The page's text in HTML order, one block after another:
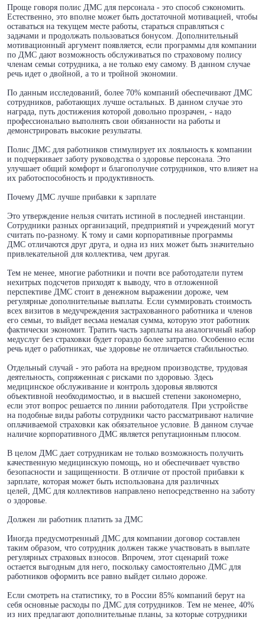
Проще говоря полис ДМС для персонала - это способ сэкономить.
Естественно, это вполне может быть достаточной мотивацией, чтобы
оставаться на текущем месте работы, стараться справляться с
задачами и продолжать пользоваться бонусом. Дополнительный
мотивационный аргумент появляется, если программы для компании
по ДМС дают возможность обслуживаться по страховому полису
членам семьи сотрудника, а не только ему самому. В данном случае
речь идет о двойной, а то и тройной экономии.
По данным исследований, более 70% компаний обеспечивают ДМС
сотрудников, работающих лучше остальных. В данном случае это
награда, путь достижения которой довольно прозрачен, - надо
профессионально выполнять свои обязанности на работы и
демонстрировать высокие результаты.
Полис ДМС для работников стимулирует их лояльность к компании
и подчеркивает заботу руководства о здоровье персонала. Это
улучшает общий комфорт и благополучие сотрудников, что влияет на
их работоспособность и продуктивность.
Почему ДМС лучше прибавки к зарплате
Это утверждение нельзя считать истиной в последней инстанции.
Сотрудники разных организаций, предприятий и учреждений могут
считать по-разному. К тому и сами корпоративные программы
ДМС отличаются друг друга, и одна из них может быть значительно
привлекательной для коллектива, чем другая.
Тем не менее, многие работники и почти все работодатели путем
нехитрых подсчетов приходят к выводу, что в отложенной
перспективе ДМС стоит в денежном выражении дороже, чем
регулярные дополнительные выплаты. Если суммировать стоимость
всех визитов в медучреждения застрахованного работника и членов
его семьи, то выйдет весьма немалая сумма, которую этот работник
фактически экономит. Тратить часть зарплаты на аналогичный набор
медуслуг без страховки будет гораздо более затратно. Особенно если
речь идет о работниках, чье здоровье не отличается стабильностью.
Отдельный случай - это работа на вредном производстве, трудовая
деятельность, сопряженная с рисками по здоровью. Здесь
медицинское обслуживание и контроль здоровья являются
объективной необходимостью, и в высшей степени закономерно,
если этот вопрос решается по линии работодателя. При устройстве
на подобные виды работы сотрудники часто рассматривают наличие
оплачиваемой страховки как обязательное условие. В данном случае
наличие корпоративного ДМС является репутационным плюсом.
В целом ДМС дает сотрудникам не только возможность получить
качественную медицинскую помощь, но и обеспечивает чувство
безопасности и защищенности. В отличие от простой прибавки к
зарплате, которая может быть использована для различных
целей, ДМС для коллективов направлено непосредственно на заботу
о здоровье.
Должен ли работник платить за ДМС
Иногда предусмотренный ДМС для компании договор составлен
таким образом, что сотрудник должен также участвовать в выплате
регулярных страховых взносов. Впрочем, этот сценарий тоже
остается выгодным для него, поскольку самостоятельно ДМС для
работников оформить все равно выйдет сильно дороже.
Если смотреть на статистику, то в России 85% компаний берут на
себя основные расходы по ДМС для сотрудников. Тем не менее, 40%
из них предлагают дополнительные планы, за которые сотрудники